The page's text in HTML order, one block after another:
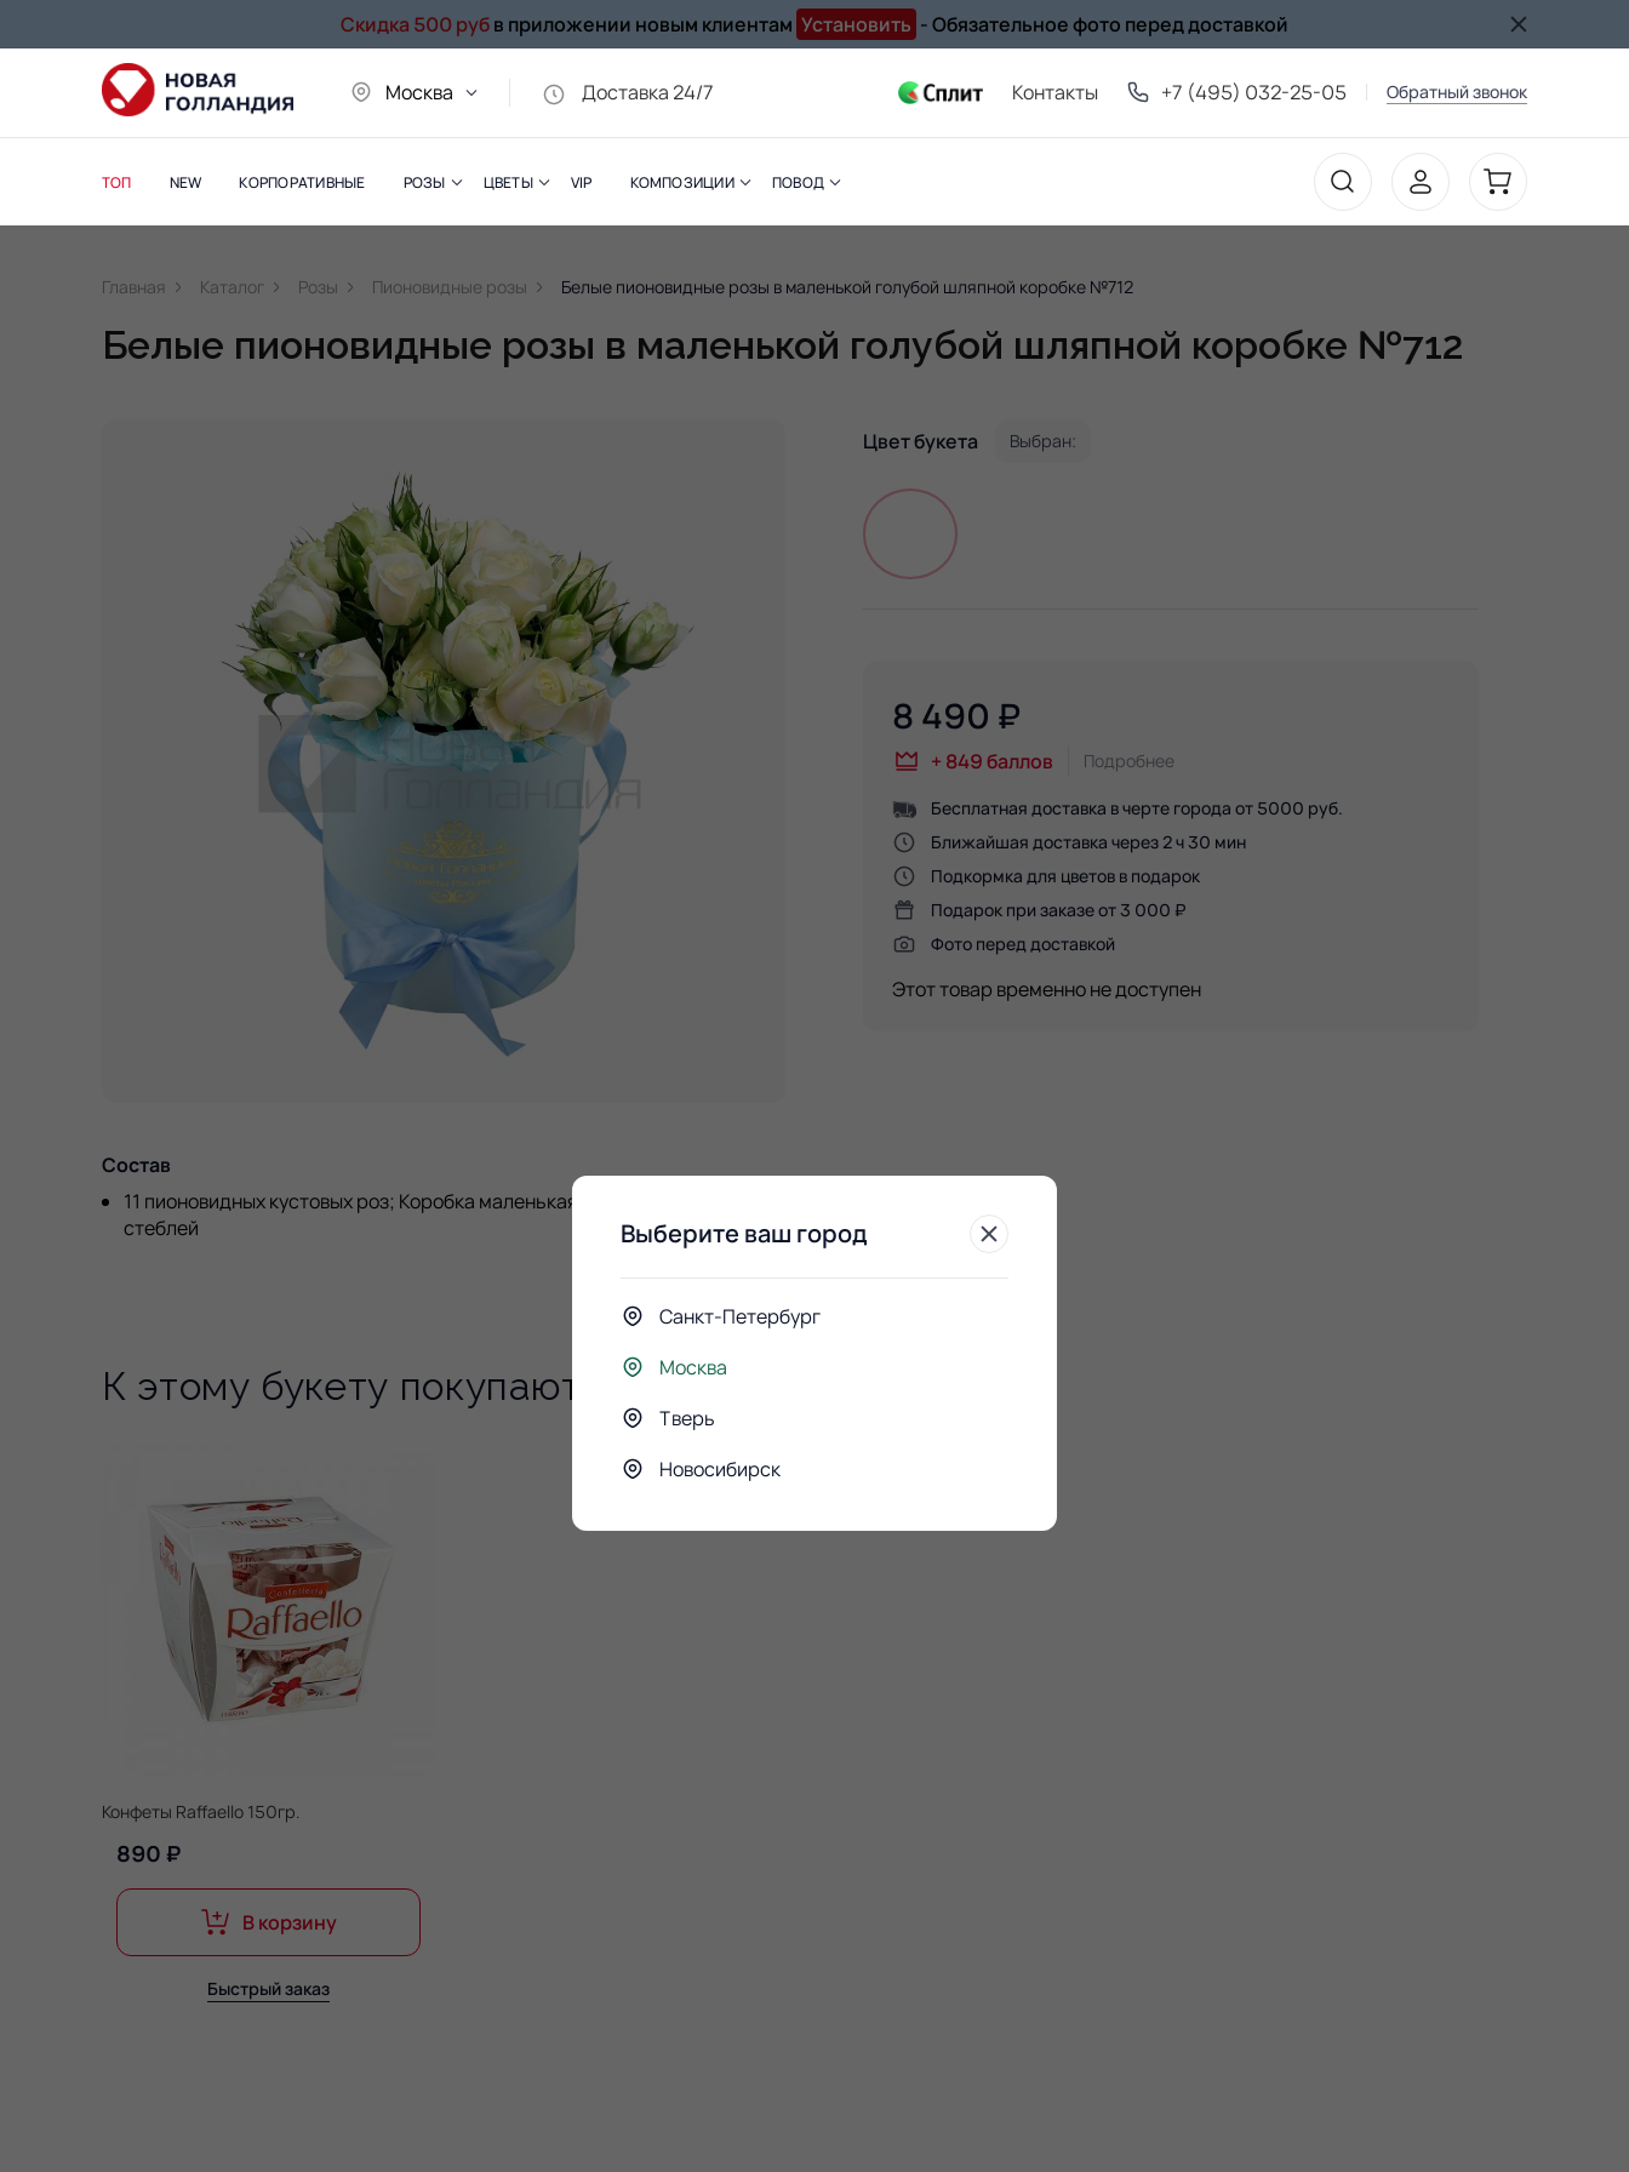
Скидка 500 рубв приложении новым клиентам Установить - Обязательное фото перед доставкой
Москва Доставка 24/7 Контакты +7 (495) 032-25-05 Обратный звонок
ТОП NEW КОРПОРАТИВНЫЕ РОЗЫ ЦВЕТЫ VIP КОМПОЗИЦИИ ПОВОД
Главная Каталог Розы Пионовидные розы Белые пионовидные розы в маленькой голубой шляпной коробке №712
Белые пионовидные розы в маленькой голубой шляпной коробке №712
Состав
11 пионовидных кустовых роз; Коробка маленькая; Фетр; пакет для
стеблей
Цвет букета Выбран:
8 490 ₽
+ 849баллов Подробнее
Бесплатная доставка в черте города от 5000 руб.
Ближайшая доставка через 2 ч 30 мин
Подкормка для цветов в подарок
Подарок при заказе от 3 000 ₽
Фото перед доставкой
Этот товар временно не доступен
К этому букету покупают
Конфеты Raffaello 150гр.
890 ₽
В корзину
Быстрый заказ
Выберите ваш город
Санкт-Петербург
Москва
Тверь
Новосибирск